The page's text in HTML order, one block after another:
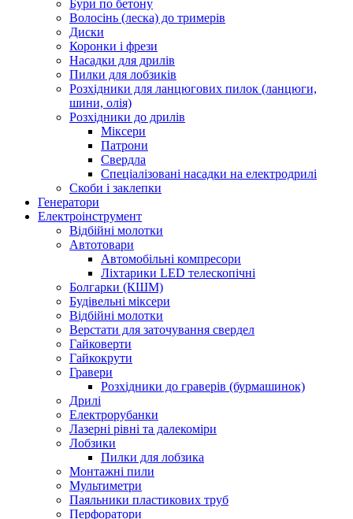
Бури по бетону
Волосінь (леска) до тримерів
Диски
Коронки і фрези
Насадки для дрилів
Пилки для лобзиків
Розхідники для ланцюгових пилок (ланцюги,
шини, олія)
Розхідники до дрилів
Міксери
Патрони
Свердла
Спеціалізовані насадки на електродрилі
Скоби і заклепки
Генератори
Електроінструмент
Bідбійні молотки
Автотовари
Автомобільні компресори
Ліхтарики LED телескопічні
Болгарки (КШМ)
Будівельні міксери
Відбійні молотки
Верстати для заточування свердел
Гайковерти
Гайкокрути
Гравери
Розхідники до граверів (бурмашинок)
Дрилі
Електрорубанки
Лазерні рівні та далекоміри
Лобзики
Пилки для лобзика
Монтажні пили
Мультиметри
Паяльники пластикових труб
Перфоратори